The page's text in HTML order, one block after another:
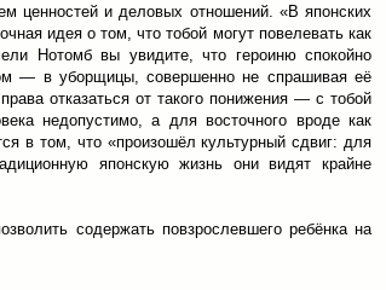
ценностей и деловых отношений. «В японских
идея о том, что тобой могут повелевать как
Нотомб вы увидите, что героиню спокойно
— в уборщицы, совершенно не спрашивая её
отказаться от такого понижения — с тобой
недопустимо, а для восточного вроде как
в том, что «произошёл культурный сдвиг: для
японскую жизнь они видят крайне
содержать повзрослевшего ребёнка на